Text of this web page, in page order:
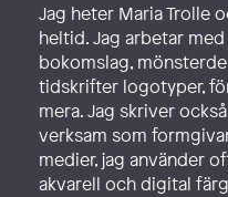
Jag heter Maria Trolle
heltid. Jag arbetar
bokomslag,
tidskrifter logotyper,
mera. Jag skriver
verksam som
medier, jag använder
akvarell och digital